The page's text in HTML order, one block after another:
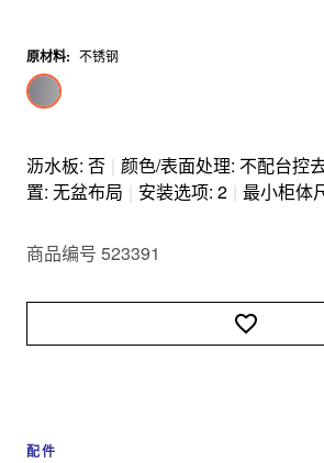
原材料: 不锈钢
沥水板: 否 | 颜色/表面处理: 不配台控
置: 无盆布局 | 安装选项: 2 | 最小柜体
商品编号 523391
配件